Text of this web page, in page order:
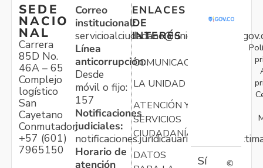
SEDE
NACIO
NAL
Carrera
85D No.
46A – 65
Complejo
logístico
San
Cayetano
Conmutador:
+57 (601)
7965150
Correo
institucional:
Línea
anticorrupción:
Desde
móvil o fijo:
157
Notificaciones
judiciales:
Horario de
atención
ENLACES
DE
INTERÉS
COMUNICACIONES
LA UNIDAD
ATENCIÓN Y
SERVICIOS
CIUDADANÍA
DATOS
Sí
©